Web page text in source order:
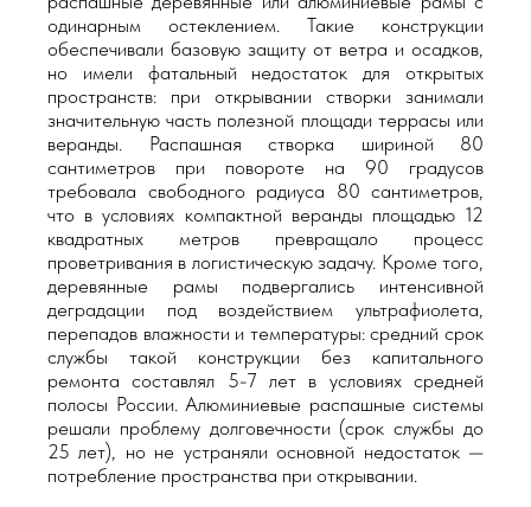
одинарным остеклением. Такие конструкции
обеспечивали базовую защиту от ветра и осадков,
но имели фатальный недостаток для открытых
пространств: при открывании створки занимали
значительную часть полезной площади террасы или
веранды. Распашная створка шириной 80
сантиметров при повороте на 90 градусов
требовала свободного радиуса 80 сантиметров,
что в условиях компактной веранды площадью 12
квадратных метров превращало процесс
проветривания в логистическую задачу. Кроме того,
деревянные рамы подвергались интенсивной
деградации под воздействием ультрафиолета,
перепадов влажности и температуры: средний срок
службы такой конструкции без капитального
ремонта составлял 5-7 лет в условиях средней
полосы России. Алюминиевые распашные системы
решали проблему долговечности (срок службы до
25 лет), но не устраняли основной недостаток —
потребление пространства при открывании.